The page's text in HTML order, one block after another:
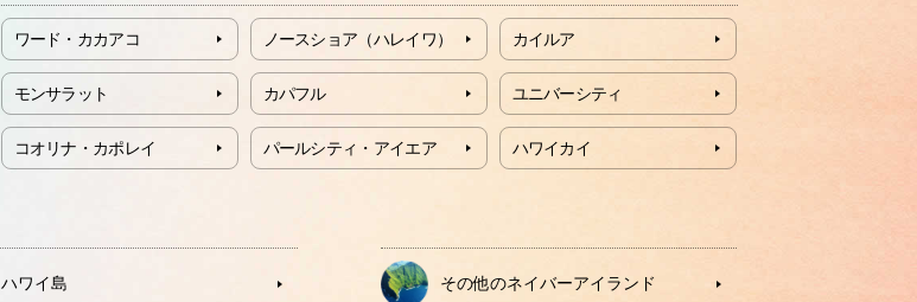
ワード・カカアコ ノースショア（ハレイワ） カイルア
モンサラット カパフル ユニバーシティ
コオリナ・カポレイ パールシティ・アイエア ハワイカイ
ハワイ島 その他のネイバーアイランド